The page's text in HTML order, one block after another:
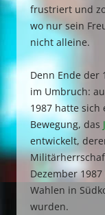
frustriert und
wo nur sein
nicht alleine.
Denn Ende der
im Umbruch:
1987 hatte
Bewegung, das
entwickelt,
Dezember
Wahlen in
wurden.